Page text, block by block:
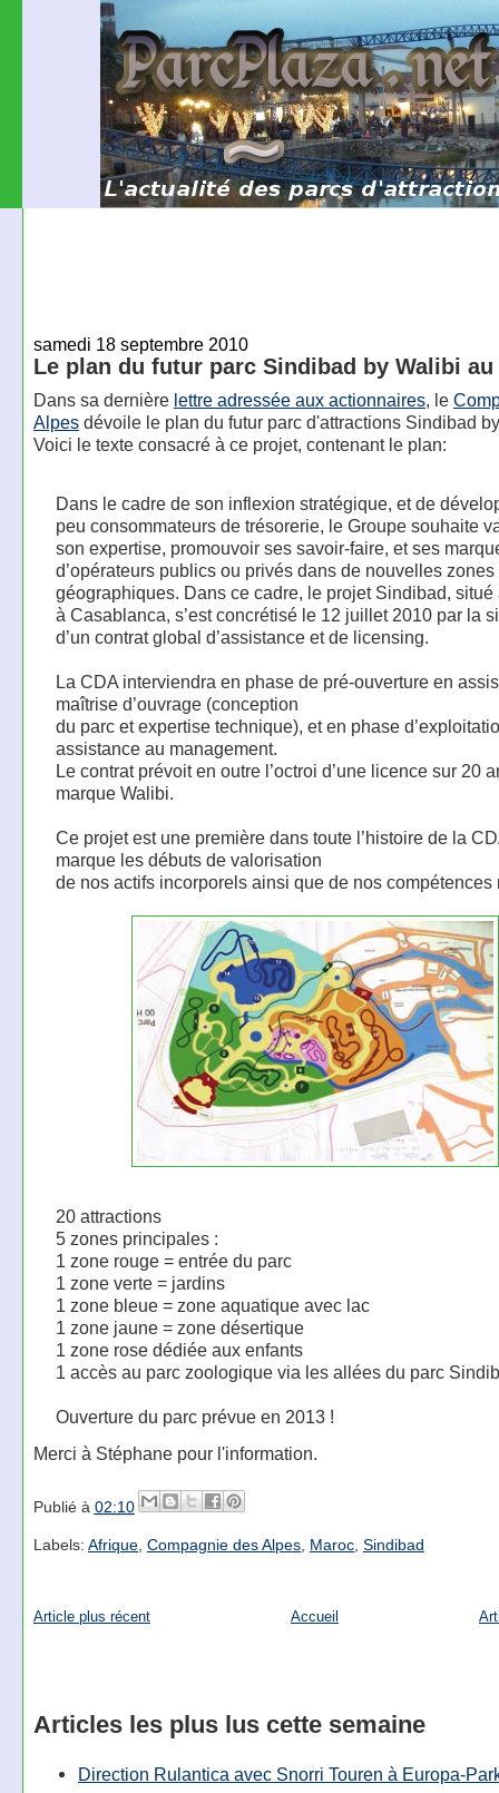
samedi 18 septembre 2010
Le plan du futur parc Sindibad by Walibi au
Dans sa dernière lettre adressée aux actionnaires, le
Alpesdévoile le plan du futur parc d'attractions Sindibad
Voici le texte consacré à ce projet, contenant le plan:
Dans le cadre de son inflexion stratégique, et de
peu consommateurs de trésorerie, le Groupe souhaite
son expertise, promouvoir ses savoir-faire, et ses
d’opérateurs publics ou privés dans de nouvelles zones
géographiques. Dans ce cadre, le projet Sindibad, situé
à Casablanca, s’est concrétisé le 12 juillet 2010 par la
d’un contrat global d’assistance et de licensing.
La CDA interviendra en phase de pré-ouverture en
maîtrise d’ouvrage (conception
du parc et expertise technique), et en phase
assistance au management.
Le contrat prévoit en outre l’octroi d’une licence sur 20
marque Walibi.
Ce projet est une première dans toute l’histoire de la
marque les débuts de valorisation
de nos actifs incorporels ainsi que de nos compétences
20 attractions
5 zones principales :
1 zone rouge = entrée du parc
1 zone verte = jardins
1 zone bleue = zone aquatique avec lac
1 zone jaune = zone désertique
1 zone rose dédiée aux enfants
1 accès au parc zoologique via les allées du parc
Ouverture du parc prévue en 2013 !
Merci à Stéphane pour l'information.
Publié à 02:10
Labels: Afrique, Compagnie des Alpes, Maroc, Sindibad
Article plus récent Accueil
Articles les plus lus cette semaine
Direction Rulantica avec Snorri Touren à Europa-